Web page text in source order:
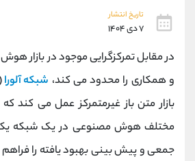
تاریخ انتشار
۷ دی ۱۴۰۴
در مقابل تمرکزگرایی موجود در بازار
و همکاری را محدود می‌ کند، شبکه آلورا
بازار متن ‌باز غیرمتمرکز عمل می‌ کند
مختلف هوش مصنوعی در یک شبکه
جمعی و پیش ‌بینی بهبود یافته را
اطلاعات تماس
تلفن
بدون پیش شماره
اینستاگرام
کانال تلگرام